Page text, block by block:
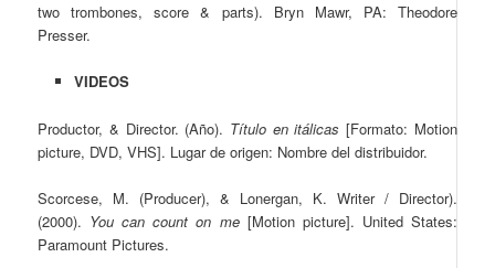
two trombones, score & parts). Bryn Mawr, PA: Theodore
Presser.
VIDEOS
Productor, & Director. (Año). Título en itálicas[Formato: Motion
picture, DVD, VHS]. Lugar de origen: Nombre del distribuidor.
Scorcese, M. (Producer), & Lonergan, K. Writer / Director).
(2000). You can count on me [Motion picture]. United States:
Paramount Pictures.